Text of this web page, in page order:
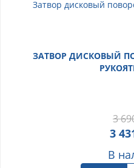
ЗАТВОР ДИСКОВЫЙ
3
3
В